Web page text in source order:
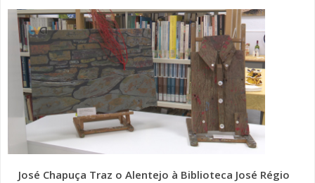
José Chapuça Traz o Alentejo à Biblioteca José Régio